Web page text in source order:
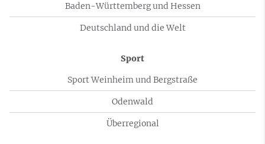
Baden-Württemberg und Hessen
Deutschland und die Welt
Sport
Sport Weinheim und Bergstraße
Odenwald
Überregional